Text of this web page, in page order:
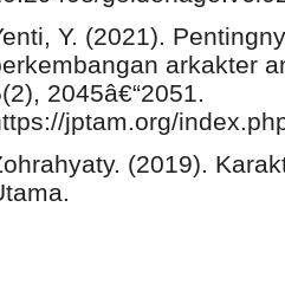
Y. (2021).
arkakter
2045â€“2051.
jptam.org/
(2019).